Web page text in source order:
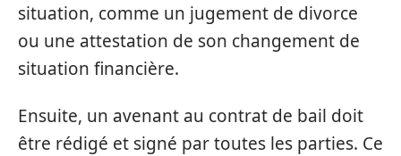
situation, comme un jugement de divorce
ou une attestation de son changement de
situation financière.
Ensuite, un avenant au contrat de bail doit
être rédigé et signé par toutes les parties. Ce